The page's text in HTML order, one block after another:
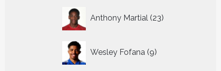
Anthony Martial 23
producten
Wesley Fofana 9
producten